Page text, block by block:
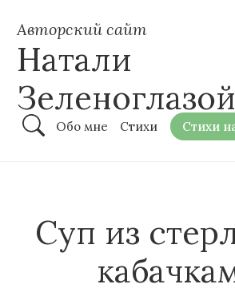
Авторский сайт
Натали
Зеленоглазой
Обо мне Стихи Стихи
Суп из